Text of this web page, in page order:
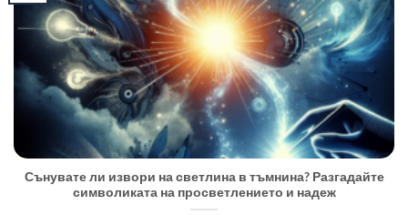
Сънувате ли извори на светлина в тъмнина? Разгадайте
символиката на просветлението и надеж